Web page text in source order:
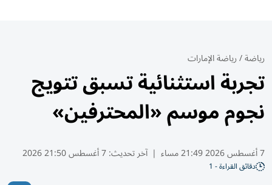
رياضة/رياضة الإمارات
تجربة استثنائية تسبق تتويج
نجوم موسم «المحترفين»
7 أغسطس 2026 21:49 مساء | آخر تحديث:7 أغسطس 21:50 2026
دقائق القراءة - 1